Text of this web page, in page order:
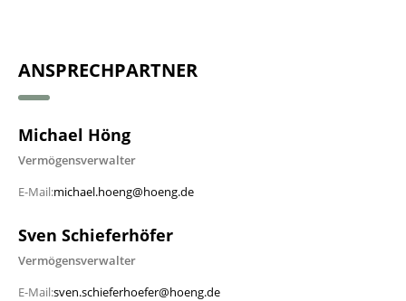
ANSPRECHPARTNER
Michael Höng
Vermögensverwalter
E-Mail:michael.hoeng@hoeng.de
Sven Schieferhöfer
Vermögensverwalter
E-Mail:sven.schieferhoefer@hoeng.de